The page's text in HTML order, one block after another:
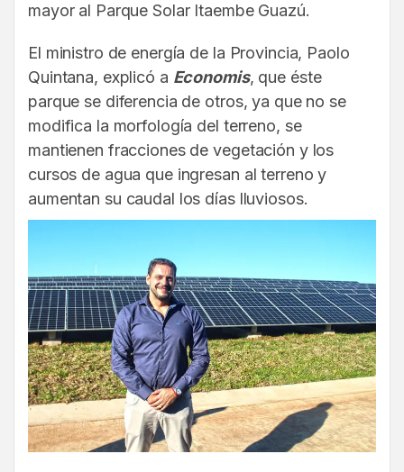
mayor al Parque Solar Itaembe Guazú.
El ministro de energía de la Provincia, Paolo
Quintana, explicó a Economis, que éste
parque se diferencia de otros, ya que no se
modifica la morfología del terreno, se
mantienen fracciones de vegetación y los
cursos de agua que ingresan al terreno y
aumentan su caudal los días lluviosos.